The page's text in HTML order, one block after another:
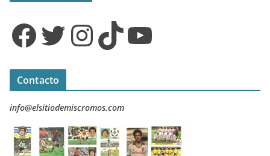
Facebook Twitter InstagramTikTok YouTube
Contacto
info@elsitiodemiscromos.com